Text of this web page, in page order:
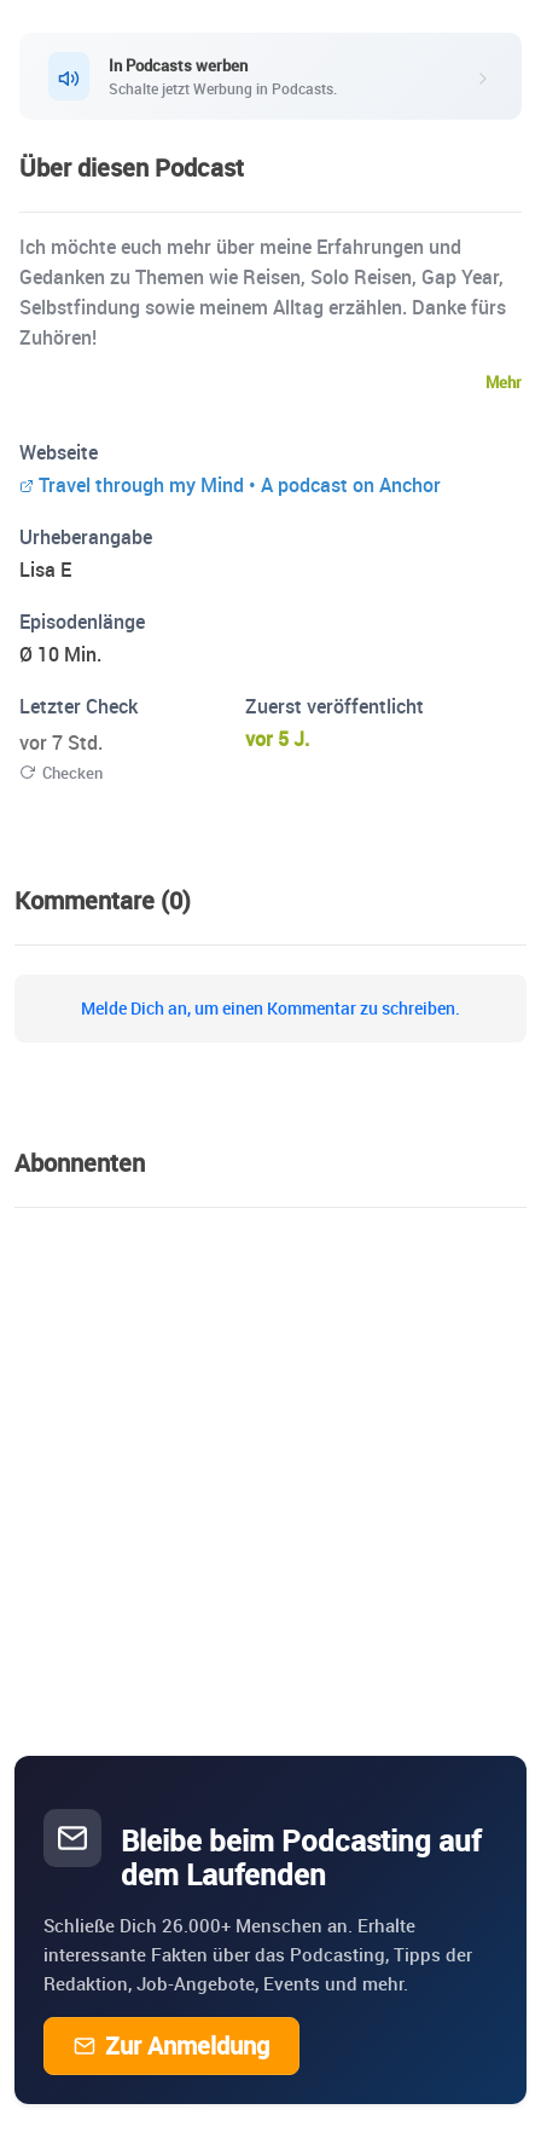
In Podcasts werben
Schalte jetzt Werbung in Podcasts.
Über diesen Podcast
Ich möchte euch mehr über meine Erfahrungen und
Gedanken zu Themen wie Reisen, Solo Reisen, Gap Year,
Selbstfindung sowie meinem Alltag erzählen. Danke fürs
Zuhören!
Mehr
Webseite
Travel through my Mind • A podcast on Anchor
Urheberangabe
Lisa E
Episodenlänge
Ø 10 Min.
Letzter Check
vor 7 Std.
Checken
Zuerst veröffentlicht
vor 5 J.
Kommentare (0)
Melde Dich an, um einen Kommentar zu schreiben.
Abonnenten
Bleibe beim Podcasting auf
dem Laufenden
Schließe Dich 26.000+ Menschen an. Erhalte
interessante Fakten über das Podcasting, Tipps der
Redaktion, Job-Angebote, Events und mehr.
Zur Anmeldung